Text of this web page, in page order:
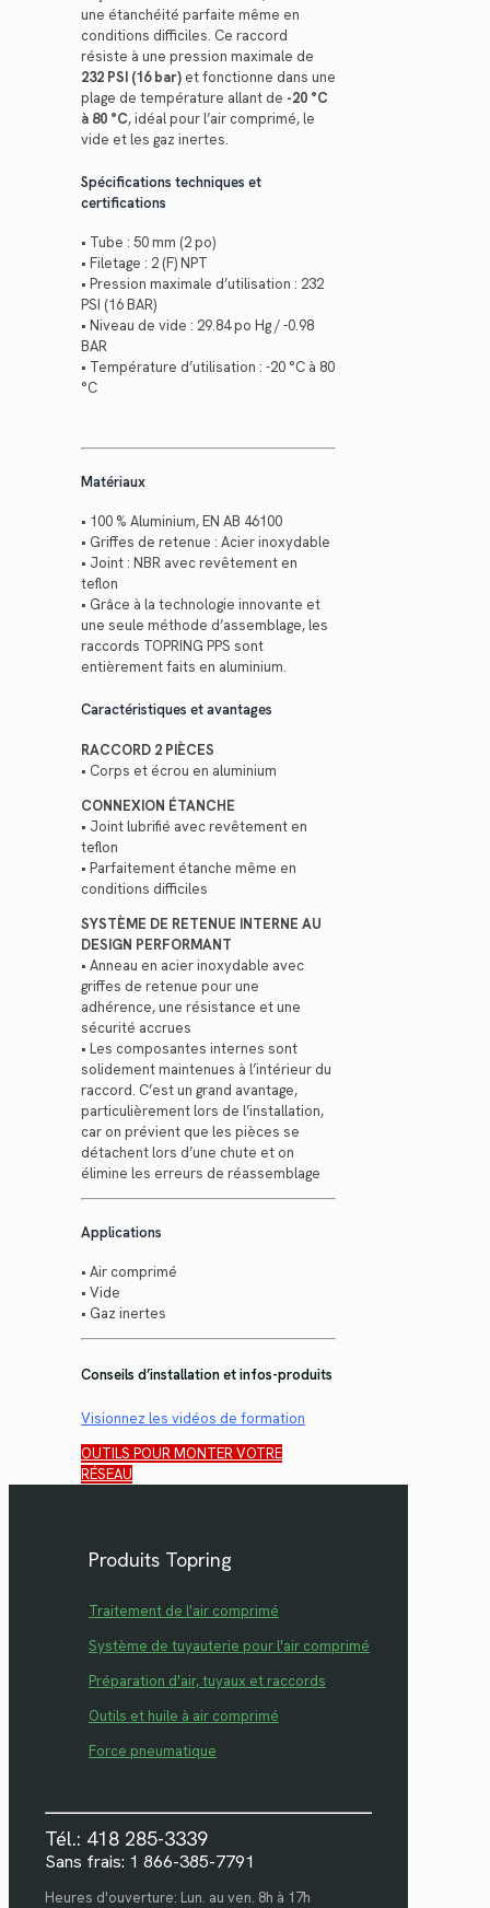
une étanchéité parfaite même en
conditions difficiles. Ce raccord
résiste à une pression maximale de
232 PSI (16 bar) et fonctionne dans une
plage de température allant de -20 °C
à 80 °C, idéal pour l’air comprimé, le
vide et les gaz inertes.
Spécifications techniques et
certifications
• Tube : 50 mm (2 po)
• Filetage : 2 (F) NPT
• Pression maximale d’utilisation : 232
PSI (16 BAR)
• Niveau de vide : 29.84 po Hg / -0.98
BAR
• Température d’utilisation : -20 °C à 80
°C
Matériaux
• 100 % Aluminium, EN AB 46100
• Griffes de retenue : Acier inoxydable
• Joint : NBR avec revêtement en
teflon
• Grâce à la technologie innovante et
une seule méthode d’assemblage, les
raccords TOPRING PPS sont
entièrement faits en aluminium.
Caractéristiques et avantages
RACCORD 2 PIÈCES
• Corps et écrou en aluminium
CONNEXION ÉTANCHE
• Joint lubrifié avec revêtement en
teflon
• Parfaitement étanche même en
conditions difficiles
SYSTÈME DE RETENUE INTERNE AU
DESIGN PERFORMANT
• Anneau en acier inoxydable avec
griffes de retenue pour une
adhérence, une résistance et une
sécurité accrues
• Les composantes internes sont
solidement maintenues à l’intérieur du
raccord. C’est un grand avantage,
particulièrement lors de l’installation,
car on prévient que les pièces se
détachent lors d’une chute et on
élimine les erreurs de réassemblage
Applications
• Air comprimé
• Vide
• Gaz inertes
Conseils d’installation et infos-produits
Visionnez les vidéos de formation
OUTILS POUR MONTER VOTRE
RÉSEAU
Produits Topring
Traitement de l'air comprimé
Système de tuyauterie pour l'air comprimé
Préparation d'air, tuyaux et raccords
Outils et huile à air comprimé
Force pneumatique
Tél.: 418 285-3339
Sans frais: 1 866-385-7791
Heures d'ouverture: Lun. au ven. 8h à 17h